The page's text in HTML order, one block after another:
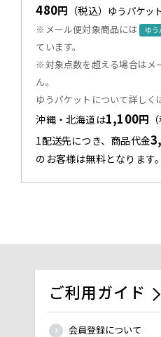
480円 （税込） ゆうパケッ
※メール便対象商品には ゆ
ています。
※対象点数を超える場合はメ
ん。
ゆうパケットについて詳しく
沖縄・北海道は1,100円
1配送先につき、商品代金
のお客様は無料となります。
ご利用ガイド
会員登録について